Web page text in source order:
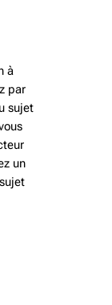
à
par
sujet
un